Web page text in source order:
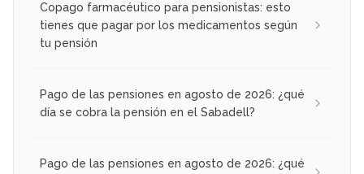
Copago farmacéutico para pensionistas: esto
tienes que pagar por los medicamentos según
tu pensión
Pago de las pensiones en agosto de 2026: ¿qué
día se cobra la pensión en el Sabadell?
Pago de las pensiones en agosto de 2026: ¿qué